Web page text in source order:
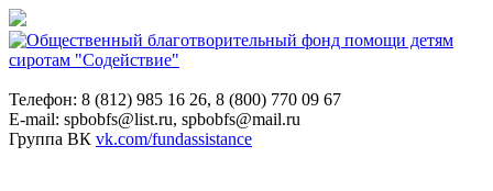
Телефон: 8 (812) 985 16 26, 8 (800) 770 09 67
E-mail: spbobfs@list.ru, spbobfs@mail.ru
Группа ВК vk.com/fundassistance